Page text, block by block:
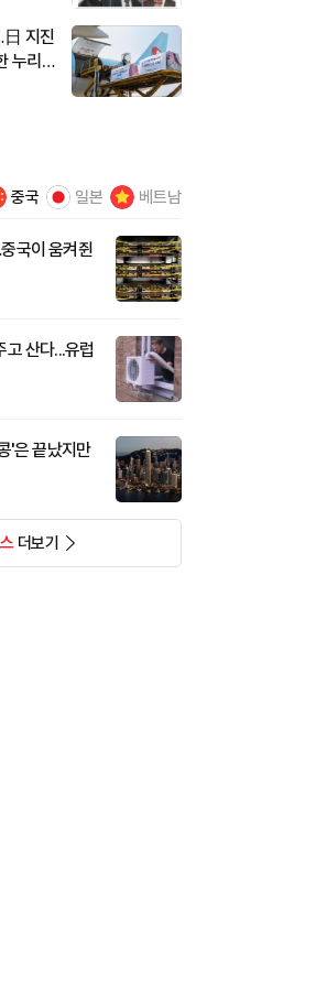
지진
누리
중국 일본 베트남
국이 움켜쥔
고 산다...유럽
'은 끝났지만
더보기